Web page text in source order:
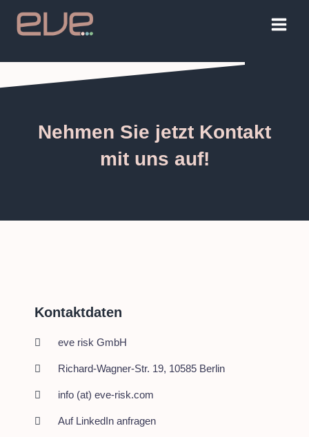
Inhalt
springen
Nehmen Sie jetzt Kontakt
mit uns auf!
Kontaktdaten
eve risk GmbH
Richard-Wagner-Str. 19, 10585 Berlin
info (at) eve-risk.com
Auf LinkedIn anfragen